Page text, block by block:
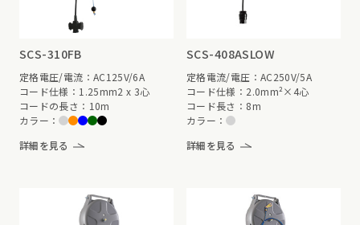
SCS-310FB
定格電圧/電流：AC125V/6A
コード仕様：1.25mm2 x 3心
コードの長さ：10m
カラー：
詳細を見る
SCS-408ASLOW
定格電流/電圧：AC250V/5A
コード仕様：2.0mm²×4心
コード長さ：8m
カラー：
詳細を見る